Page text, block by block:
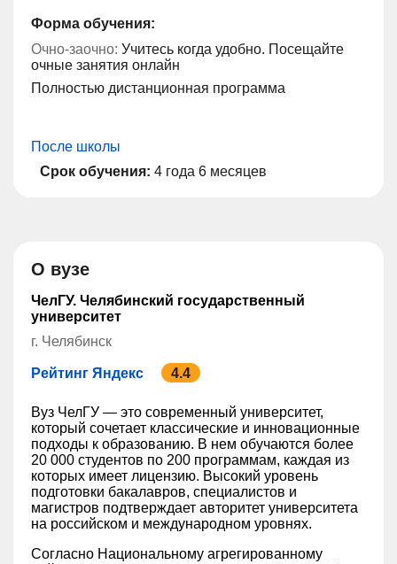
Форма обучения:
Очно-заочно: Учитесь когда удобно. Посещайте
очные занятия онлайн
Полностью дистанционная программа
После школы
Срок обучения: 4 года 6 месяцев
О вузе
ЧелГУ. Челябинский государственный
университет
г. Челябинск
Рейтинг Яндекс 4.4
Вуз ЧелГУ — это современный университет,
который сочетает классические и инновационные
подходы к образованию. В нем обучаются более
20 000 студентов по 200 программам, каждая из
которых имеет лицензию. Высокий уровень
подготовки бакалавров, специалистов и
магистров подтверждает авторитет университета
на российском и международном уровнях.
Согласно Национальному агрегированному